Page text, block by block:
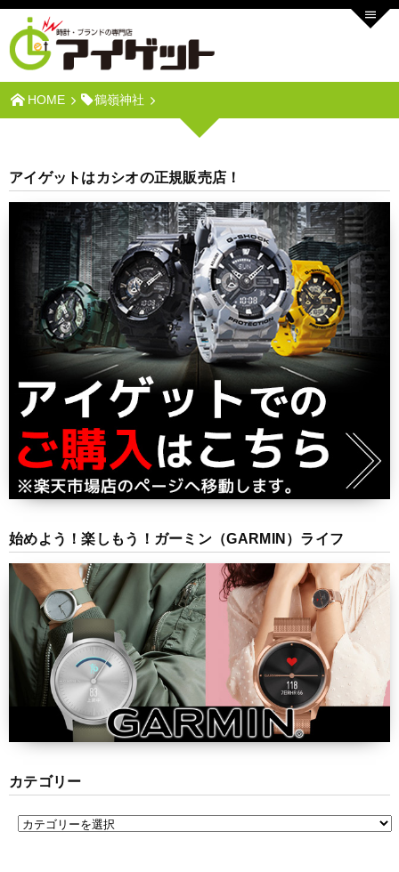
HOME 鶴嶺神社
アイゲットはカシオの正規販売店！
始めよう！楽しもう！ガーミン（GARMIN）ライフ
カテゴリー